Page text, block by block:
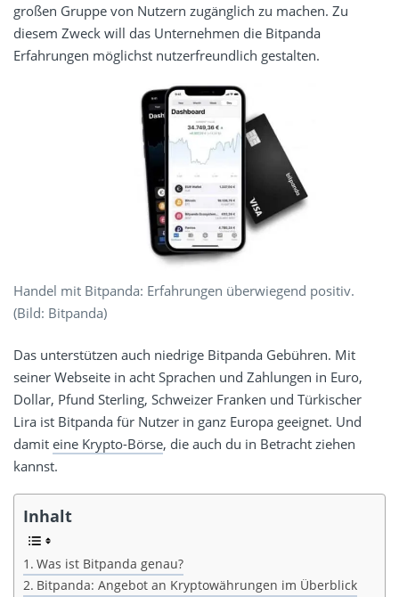
großen Gruppe von Nutzern zugänglich zu machen. Zu
diesem Zweck will das Unternehmen die Bitpanda
Erfahrungen möglichst nutzerfreundlich gestalten.
Handel mit Bitpanda: Erfahrungen überwiegend positiv.
(Bild: Bitpanda)
Das unterstützen auch niedrige Bitpanda Gebühren. Mit
seiner Webseite in acht Sprachen und Zahlungen in Euro,
Dollar, Pfund Sterling, Schweizer Franken und Türkischer
Lira ist Bitpanda für Nutzer in ganz Europa geeignet. Und
damit eine Krypto-Börse, die auch du in Betracht ziehen
kannst.
Inhalt
Was ist Bitpanda genau?
Bitpanda: Angebot an Kryptowährungen im Überblick